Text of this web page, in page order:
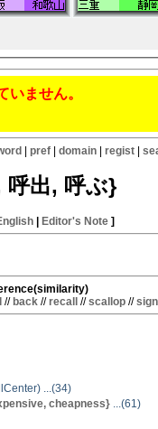
ません。
| pref | domain | regist |
呼出, 呼ぶ}
| Editor's Note ]
//back//recall//scallop//sign
...(34)
cheapness} ...(61)